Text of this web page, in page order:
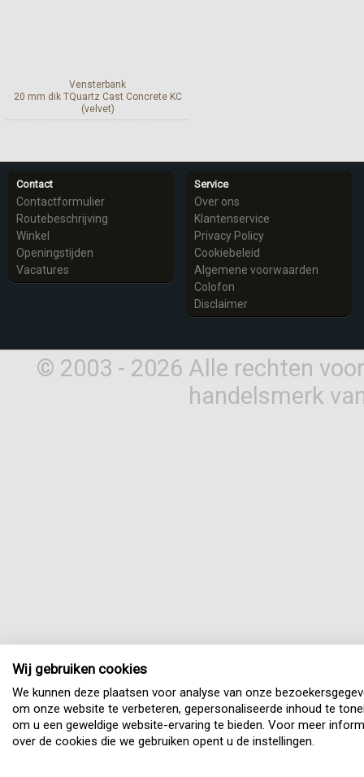
Vensterbank
20 mm dik TQuartz Cast Concrete KC
(velvet)
Contact
Contactformulier
Routebeschrijving
Winkel
Openingstijden
Vacatures
Service
Over ons
Klantenservice
Privacy Policy
Cookiebeleid
Algemene voorwaarden
Colofon
Disclaimer
© 2003 - 2026 Alle rechten
handelsmerk
Wij gebruiken cookies
We kunnen deze plaatsen voor analyse van onze
om onze website te verbeteren, gepersonaliseerde inhoud te
om u een geweldige website-ervaring te bieden. Voor meer
over de cookies die we gebruiken opent u de instellingen.